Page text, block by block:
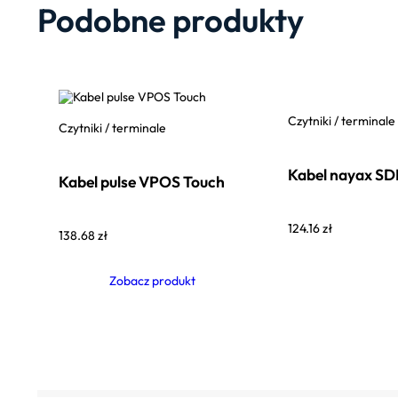
Podobne produkty
Czytniki / terminale
Kabel pulse VPOS Touch
138.68 zł
Zobacz produkt
Czytniki / terminale
Kabel nayax
124.16zł